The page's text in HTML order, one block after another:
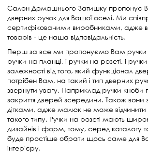
Салон Домашнього Затишку пропонує
дверних ручок для Вашої оселі. Ми
сертифікованими виробниками, адже
товарів - це наша відповідальність.
Перш за все ми пропонуємо Вам ручки
ручки на планці, і ручки на розеті, і
залежності від того, який функціонал
потрібен Вам, на такий і тип дверних
звернути увагу. Наприклад ручки кноби
закриття дверей зсередини. Також вони
дітками, адже малюк не може відчинити
такого типу. Ручки на розеті мають
дизайнів і форм, тому, серед каталогу
буде простіше обрати щось саме для
інтер'єру.